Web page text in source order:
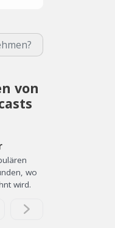
von
wo
wird.